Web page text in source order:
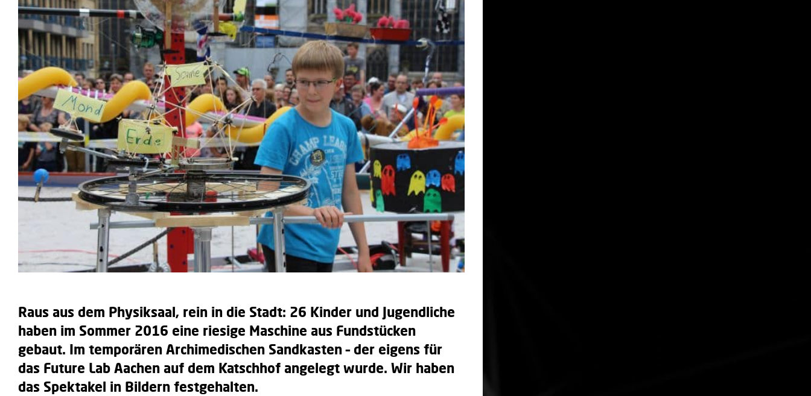
Raus aus dem Physiksaal, rein in die Stadt: 26 Kinder und Jugendliche
haben im Sommer 2016 eine riesige Maschine aus Fundstücken
gebaut. Im temporären Archimedischen Sandkasten – der eigens für
das Future Lab Aachen auf dem Katschhof angelegt wurde. Wir haben
das Spektakel in Bildern festgehalten.